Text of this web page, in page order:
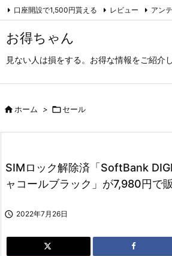
お得ちゃん
見ない人は損をする。お得な情報をご紹介
口座開設で1,500円貰える レビュー アン
アーカイブ（旧サイト）
ホーム > セール
SIMロック解除済「SoftBank
ャコールブラック」が7,980円で販
 2022年7月26日